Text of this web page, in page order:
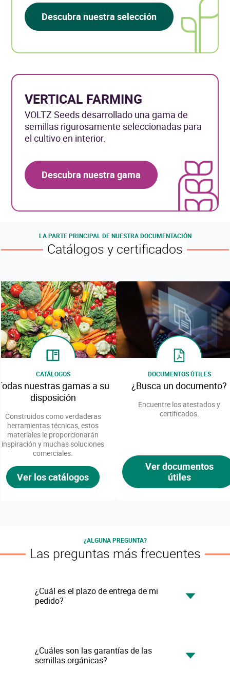
Descubra nuestra selección
VERTICAL FARMING
VOLTZ Seeds desarrollado una gama de
semillas rigurosamente seleccionadas para
el cultivo en interior.
Descubra nuestra gama
LA PARTE PRINCIPAL DE NUESTRA DOCUMENTACIÓN
Catálogos y certificados
CATÁLOGOS
nuestras gamas a su
disposición
Construidos como verdaderas
herramientas técnicas, estos
materiales le proporcionarán
inspiración y muchas soluciones
comerciales.
Ver los catálogos
DOCUMENTOS ÚTILES
¿Busca un documento?
Encuentre los atestados y
certificados.
Ver documentos
útiles
¿ALGUNA PREGUNTA?
Las preguntas más frecuentes
¿Cuál es el plazo de entrega de mi
pedido?
horas. Recibirá un correo electrónico cuando
entreguemos la mercancía a nuestro
¿Cuáles son las garantías de las
semillas orgánicas?